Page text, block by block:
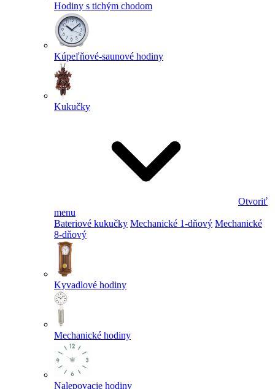
Hodiny s tichým chodom
Kúpeľňové-saunové hodiny
Kukučky
Otvoriť
menu
Bateriové kukučky Mechanické 1-dňový Mechanické
8-dňový
Kyvadlové hodiny
Mechanické hodiny
Nalepovacie hodiny